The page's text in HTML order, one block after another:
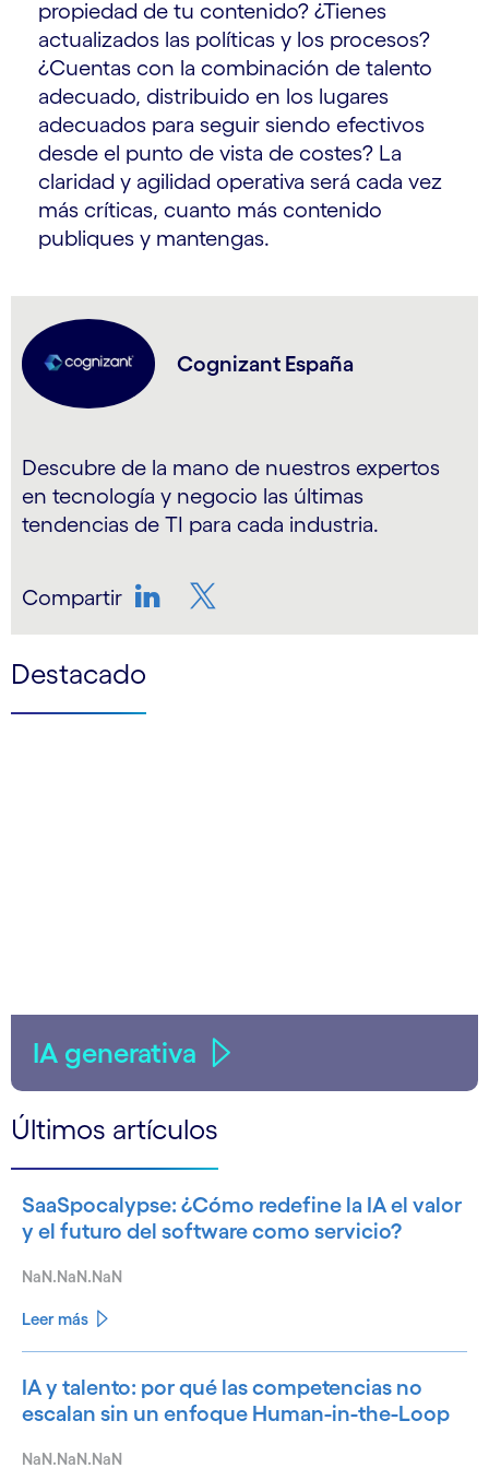
propiedad de tu contenido? ¿Tienes
actualizados las políticas y los procesos?
¿Cuentas con la combinación de talento
adecuado, distribuido en los lugares
adecuados para seguir siendo efectivos
desde el punto de vista de costes? La
claridad y agilidad operativa será cada vez
más críticas, cuanto más contenido
publiques y mantengas.
Cognizant España
Descubre de la mano de nuestros expertos
en tecnología y negocio las últimas
tendencias de TI para cada industria.
Compartir
Destacado
IA generativa
Últimos artículos
SaaSpocalypse: ¿Cómo redefine la IA el valor
y el futuro del software como servicio?
NaN.NaN.NaN
Leer más
IA y talento: por qué las competencias no
escalan sin un enfoque Human-in-the-Loop
NaN.NaN.NaN